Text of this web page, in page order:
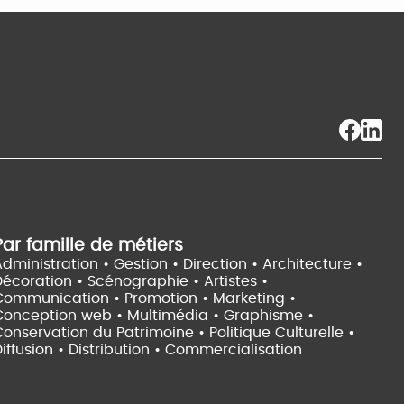
famille de métiers
• Gestion • Direction • Architecture •
• Scénographie • Artistes •
• Promotion • Marketing •
web • Multimédia • Graphisme •
du Patrimoine • Politique Culturelle •
• Distribution • Commercialisation